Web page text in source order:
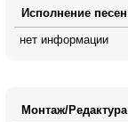
Исполнение песен
нет информации
Монтаж/Редактура